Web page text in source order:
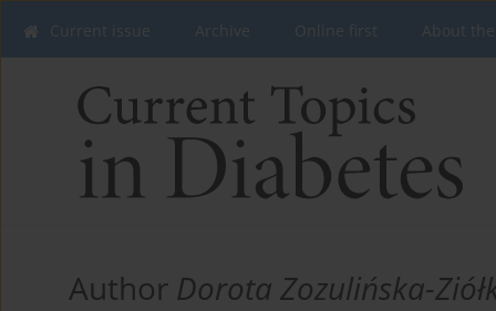
Current issue Archive Online first About the
Author Dorota Zozulińska-